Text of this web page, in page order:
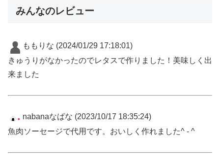
みんなのレビュー
ももりな (2024/01/29 17:18:01)
きゅうりがなかったのでレタスで作りました！美味しく出
来ました
nabanaなばな (2023/10/17 18:35:24)
魚肉ソーセージで代用です。おいしく作れました^ - ^